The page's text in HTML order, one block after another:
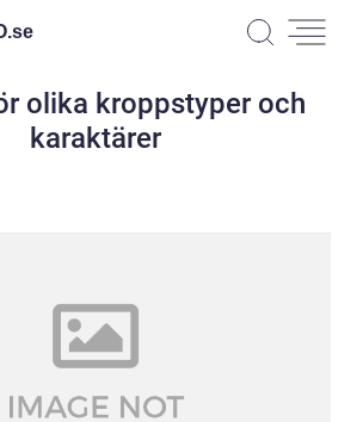
se
olika kroppstyper och
karaktärer